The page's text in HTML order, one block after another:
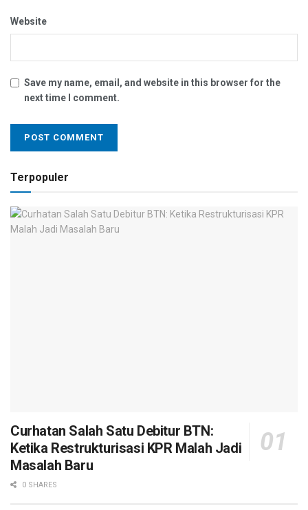
Website
Save my name, email, and website in this browser for the
next time I comment.
Terpopuler
Curhatan Salah Satu Debitur BTN:
Ketika Restrukturisasi KPR Malah Jadi
Masalah Baru
0 SHARES